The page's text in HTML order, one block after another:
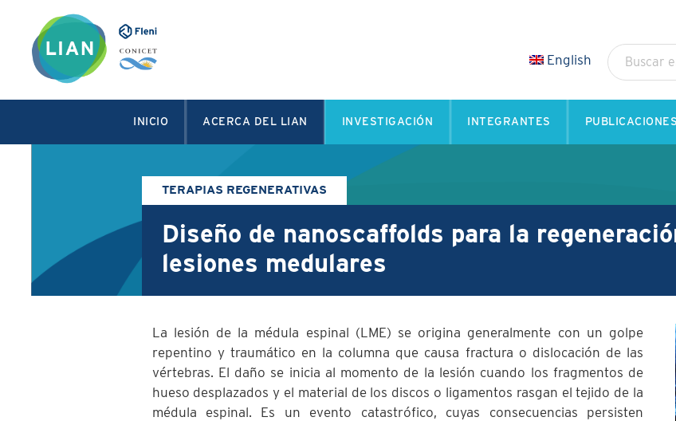
English
INICIO ACERCA DEL LIAN INVESTIGACIÓN INTEGRANTES
TERAPIAS REGENERATIVAS
Diseño de nanoscaffolds para la
lesiones medulares
La lesión de la médula espinal (LME) se origina generalmente con un golpe
repentino y traumático en la columna que causa fractura o dislocación de las
vértebras. El daño se inicia al momento de la lesión cuando los fragmentos de
hueso desplazados y el material de los discos o ligamentos rasgan el tejido de la
médula espinal. Es un evento catastrófico, cuyas consecuencias persisten